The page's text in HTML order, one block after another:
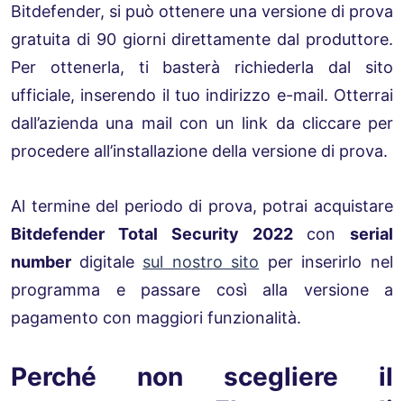
Bitdefender, si può ottenere una versione di prova
gratuita di 90 giorni direttamente dal produttore.
Per ottenerla, ti basterà richiederla dal sito
ufficiale, inserendo il tuo indirizzo e-mail. Otterrai
dall’azienda una mail con un link da cliccare per
procedere all’installazione della versione di prova.
Al termine del periodo di prova, potrai acquistare
Bitdefender Total Security 2022 con serial
number digitale sul nostro sito per inserirlo nel
programma e passare così alla versione a
pagamento con maggiori funzionalità.
Perché non scegliere il